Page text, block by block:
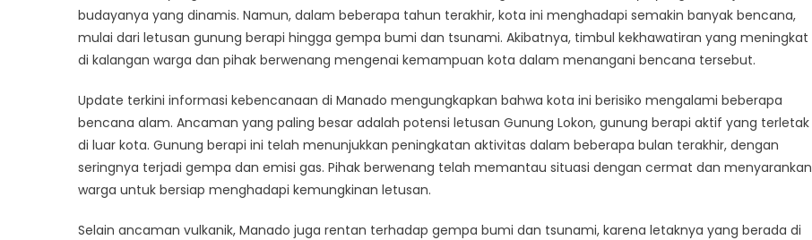
Update
Terkini
Informasi
di
Manado
budayanya yang dinamis. Namun, dalam beberapa tahun terakhir, kota ini menghadapi semakin banyak bencana,
mulai dari letusan gunung berapi hingga gempa bumi dan tsunami. Akibatnya, timbul kekhawatiran yang meningkat
di kalangan warga dan pihak berwenang mengenai kemampuan kota dalam menangani bencana tersebut.
Update terkini informasi kebencanaan di Manado mengungkapkan bahwa kota ini berisiko mengalami beberapa
bencana alam. Ancaman yang paling besar adalah potensi letusan Gunung Lokon, gunung berapi aktif yang terletak
di luar kota. Gunung berapi ini telah menunjukkan peningkatan aktivitas dalam beberapa bulan terakhir, dengan
seringnya terjadi gempa dan emisi gas. Pihak berwenang telah memantau situasi dengan cermat dan menyarankan
warga untuk bersiap menghadapi kemungkinan letusan.
Selain ancaman vulkanik, Manado juga rentan terhadap gempa bumi dan tsunami, karena letaknya yang berada di